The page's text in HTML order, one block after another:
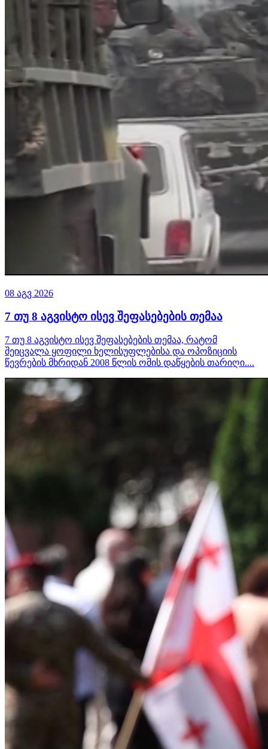
08 აგვ 2026
7 თუ 8 აგვისტო ისევ შეფასებების თემაა
7 თუ 8 აგვისტო ისევ შეფასებების თემაა, რატომ
შეიცვალა ყოფილი ხელისუფლებისა და ოპოზიციის
წევრების მხრიდან 2008 წლის ომის დაწყების თარიღი....